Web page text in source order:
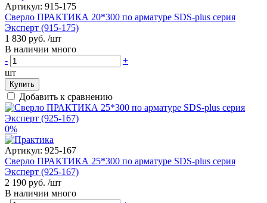
Артикул: 915-175
Сверло ПРАКТИКА 20*300 по арматуре SDS-plus серия
Эксперт (915-175)
1 830 руб. /шт
В наличии много
-
+
шт
Купить
Добавить к сравнению
0%
Артикул: 925-167
Сверло ПРАКТИКА 25*300 по арматуре SDS-plus серия
Эксперт (925-167)
2 190 руб. /шт
В наличии много